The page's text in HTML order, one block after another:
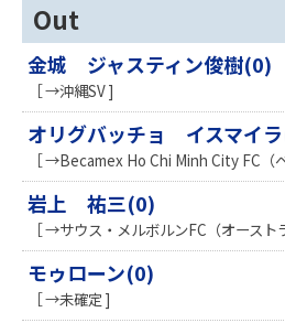
Out
金城 ジャスティン俊樹(0)
［ →沖縄SV ]
オリグバッチョ イスマイ
［ →Becamex Ho Chi Minh City FC（
岩上 祐三(0)
［ →サウス・メルボルンFC（オースト
モゥローン(0)
［ →未確定 ]